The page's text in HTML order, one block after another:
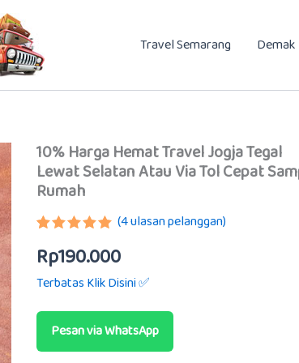
Travel Semarang Demak
10% Harga Hemat Travel Jogja Tegal
Lewat Selatan Atau Via Tol Cepat
Rumah
5.00dari 5
berdasarkan
penilaian
(4ulasan pelanggan)
Rp190.000
Terbatas Klik Disini ✅
Pesan via WhatsApp